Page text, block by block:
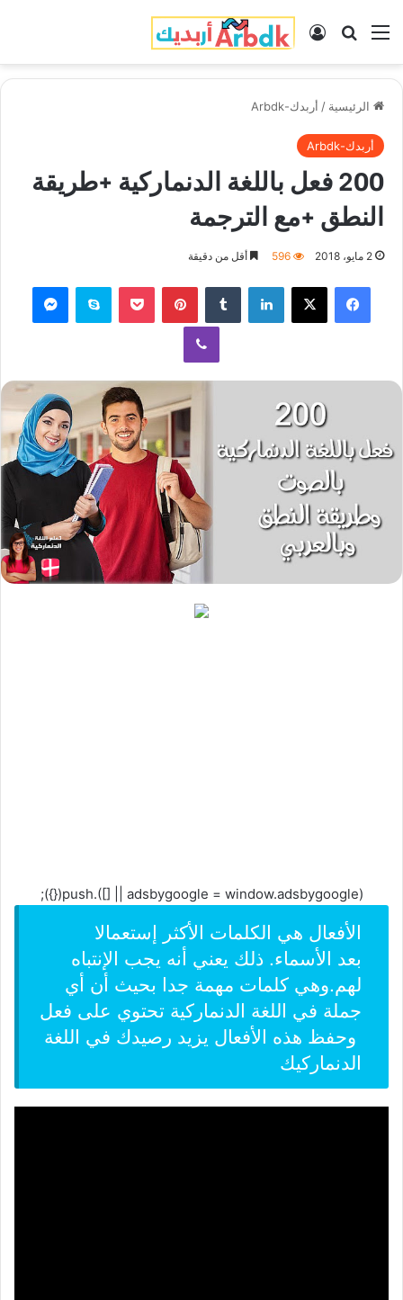
القائمة بحث عنتسجيل الدخول
الرئيسية / أربدك-Arbdk
أربدك-Arbdk
200 فعل باللغة الدنماركية +طريقة
النطق +مع الترجمة
2 مايو، 2018 596 أقل من دقيقة
فيسبوك لينكدإن بينتيريست سكايب
ڤايبر
(adsbygoogle = window.adsbygoogle || []).push({});
الأفعال هي الكلمات الأكثر إستعمالا
بعد الأسماء. ذلك يعني أنه يجب الإنتباه
لهم.وهي كلمات مهمة جدا بحيث أن أي
جملة في اللغة الدنماركية تحتوي على فعل
وحفظ هذه الأفعال يزيد رصيدك في اللغة
الدنماركيك